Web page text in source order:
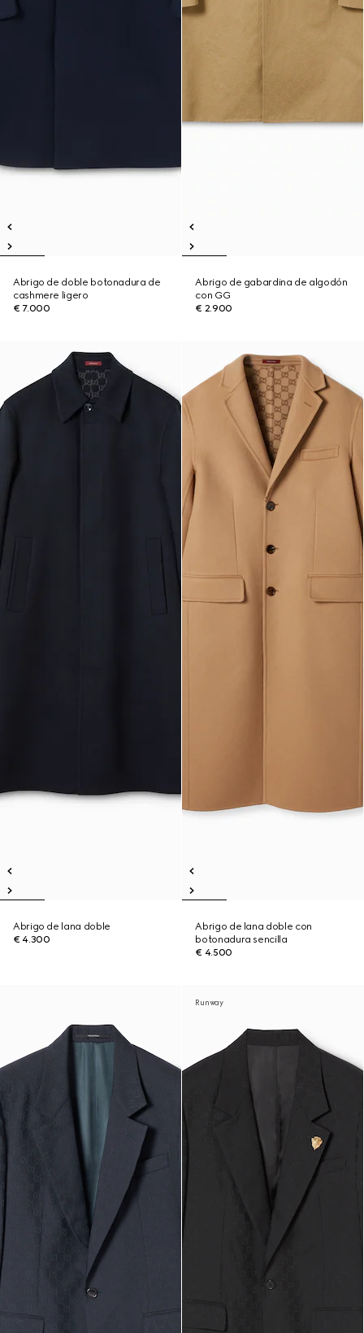
Abrigo de doble botonadura de
cashmere ligero
€ 7.000
Abrigo de gabardina de algodón
con GG
€ 2.900
Abrigo de lana doble
€ 4.300
Abrigo de lana doble con
botonadura sencilla
€ 4.500
Runway